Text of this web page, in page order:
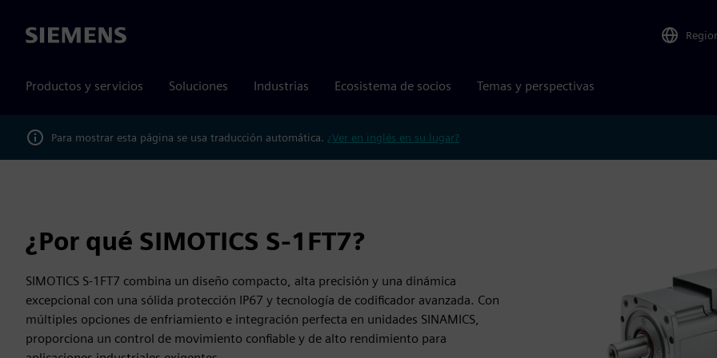
Siemens
Productos y servicios Soluciones Industrias Ecosistema de socios Temas y perspectivas
Para mostrar esta página se usa traducción automática. ¿Ver en inglés en su lugar?
¿Por qué SIMOTICS S-1FT7?
SIMOTICS S-1FT7 combina un diseño compacto, alta precisión y una dinámica
excepcional con una sólida protección IP67 y tecnología de codificador avanzada. Con
múltiples opciones de enfriamiento e integración perfecta en unidades SINAMICS,
proporciona un control de movimiento confiable y de alto rendimiento para